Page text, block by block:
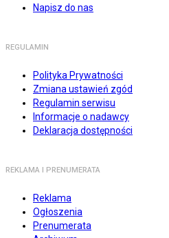
Napisz do nas
REGULAMIN
Polityka Prywatności
Zmiana ustawień zgód
Regulamin serwisu
Informacje o nadawcy
Deklaracja dostępności
REKLAMA I PRENUMERATA
Reklama
Ogłoszenia
Prenumerata